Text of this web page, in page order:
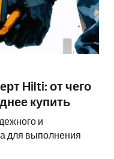
Hilti: от чего
купить
и
для выполнения